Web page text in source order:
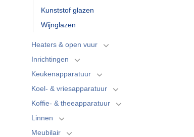
Kunststof glazen
Wijnglazen
Heaters & open vuur
Inrichtingen
Keukenapparatuur
Koel- & vriesapparatuur
Koffie- & theeapparatuur
Linnen
Meubilair